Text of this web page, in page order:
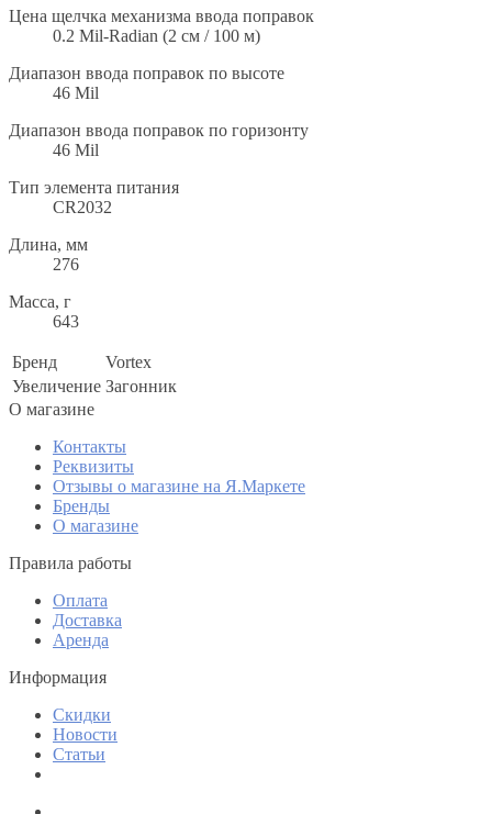
Цена щелчка механизма ввода поправок
0.2 Mil-Radian (2 см / 100 м)
Диапазон ввода поправок по высоте
46 Mil
Диапазон ввода поправок по горизонту
46 Mil
Тип элемента питания
CR2032
Длина, мм
276
Масса, г
643
Бренд
Vortex
Увеличение Загонник
O магазине
Контакты
Реквизиты
Отзывы о магазине на Я.Маркете
Бренды
О магазине
Правила работы
Оплата
Доставка
Аренда
Информация
Скидки
Новости
Статьи